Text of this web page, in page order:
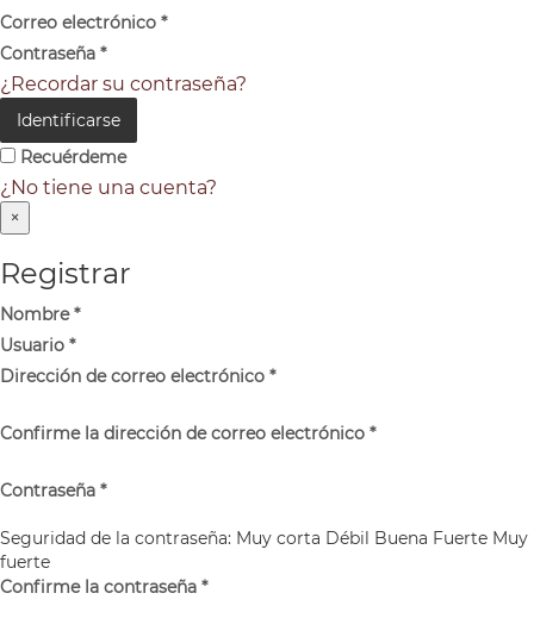
Correo electrónico *
Contraseña *
¿Recordar su contraseña?
Identificarse
Recuérdeme
¿No tiene una cuenta?
×
Registrar
Nombre*
Usuario *
Dirección de correo electrónico *
Confirme la dirección de correo electrónico *
Contraseña *
Seguridad de la contraseña: Muy corta Débil Buena Fuerte Muy
fuerte
Confirme la contraseña *